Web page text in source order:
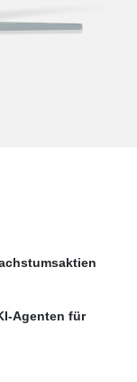
Agenten für